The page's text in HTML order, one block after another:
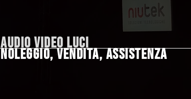
AUDIO VIDEO LUCI
NOLEGGIO, VENDITA, ASSISTENZA